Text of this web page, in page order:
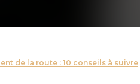
de la route : 10 conseils à suivre